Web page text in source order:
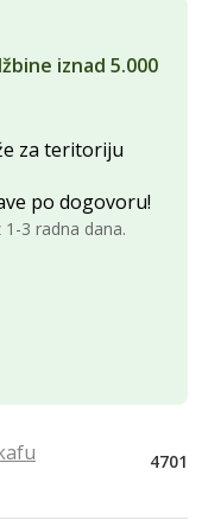
iznad 5.000
za teritoriju
po dogovoru!
3 radna dana.
4701